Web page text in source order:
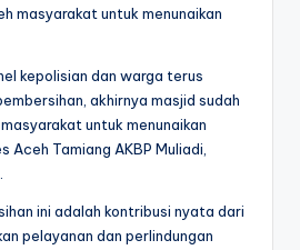
masyarakat untuk menunaikan
kepolisian dan warga terus
akhirnya masjid sudah
untuk menunaikan
Aceh Tamiang AKBP Muliadi,
ini adalah kontribusi nyata dari
pelayanan dan perlindungan